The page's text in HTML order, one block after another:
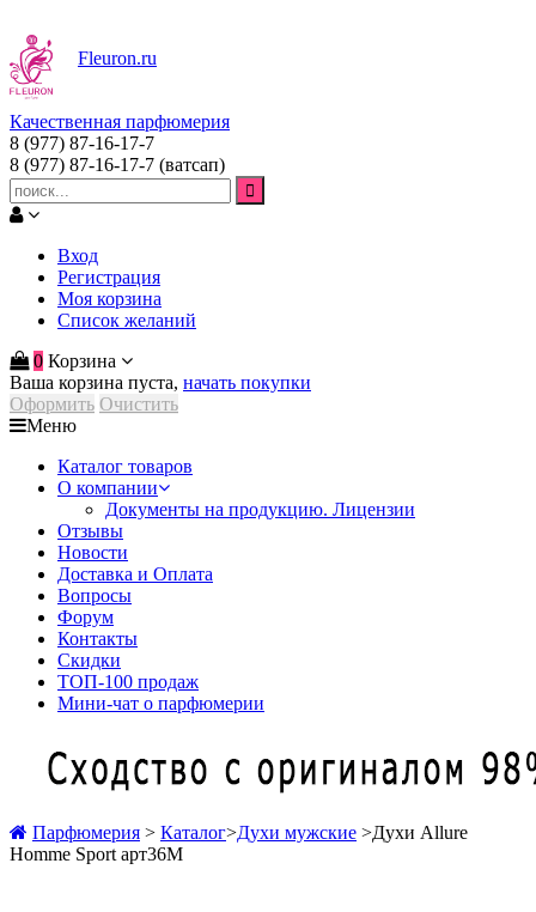
Fleuron.ru
Качественная парфюмерия
8 (977) 87-16-17-7
8 (977) 87-16-17-7 (ватсап)
Вход
Регистрация
Моя корзина
Список желаний
0 Корзина
Ваша корзина пуста, начать покупки
Оформить Очистить
Меню
Каталог товаров
О компании
Документы на продукцию. Лицензии
Отзывы
Новости
Доставка и Оплата
Вопросы
Форум
Контакты
Скидки
ТОП-100 продаж
Мини-чат о парфюмерии
Парфюмерия > Каталог>Духи мужские >Духи Allure
Homme Sport арт36M